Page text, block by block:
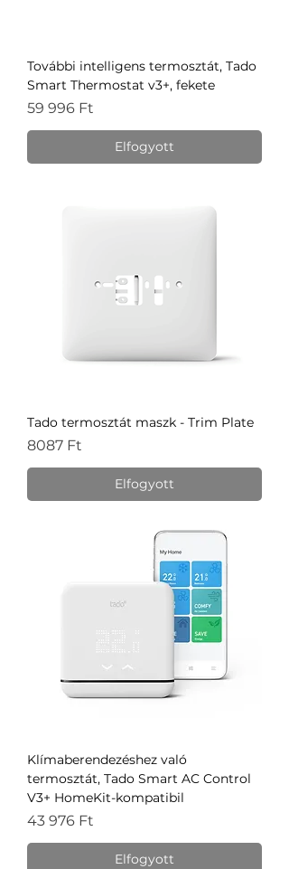
További intelligens termosztát, Tado
Smart Thermostat v3+, fekete
Ár
59 996 Ft
Elfogyott
Tado termosztát maszk - Trim Plate
Ár
8087 Ft
Elfogyott
Klímaberendezéshez való
termosztát, Tado Smart AC Control
V3+ HomeKit-kompatibil
Ár
43 976 Ft
Elfogyott